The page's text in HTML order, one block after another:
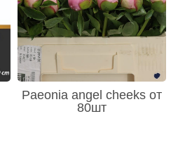
Paeonia angel cheeks от
80шт